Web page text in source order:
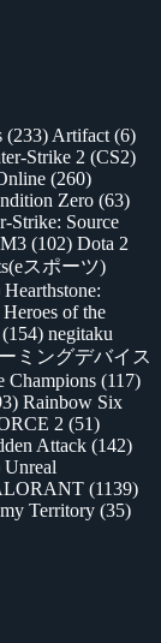
(233) Artifact (6)
Strike 2 (CS2)
(260)
Zero (63)
Strike: Source
(102) Dota 2
スポーツ)
Hearthstone:
Heroes of the
(154) negitaku
ミングデバイス
Champions (117)
Rainbow Six
2 (51)
Attack (142)
Unreal
(1139)
Territory (35)